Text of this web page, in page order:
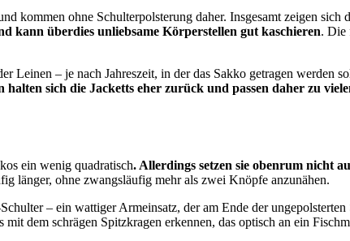
kommen ohne Schulterpolsterung daher. Insgesamt zeigen
kann überdies unliebsame Körperstellen gut kaschieren. Die
Leinen – je nach Jahreszeit, in der das Sakko getragen werden
halten sich die Jacketts eher zurück und passen daher zu
ein wenig quadratisch. Allerdings setzen sie obenrum nicht
länger, ohne zwangsläufig mehr als zwei Knöpfe anzunähen.
– ein wattiger Armeinsatz, der am Ende der
dem schrägen Spitzkragen erkennen, das optisch an ein